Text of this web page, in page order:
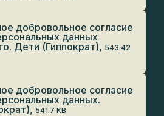
добровольное согласие
данных
Дети (Гиппократ), 543.42
добровольное согласие
данных.
541.7 KB